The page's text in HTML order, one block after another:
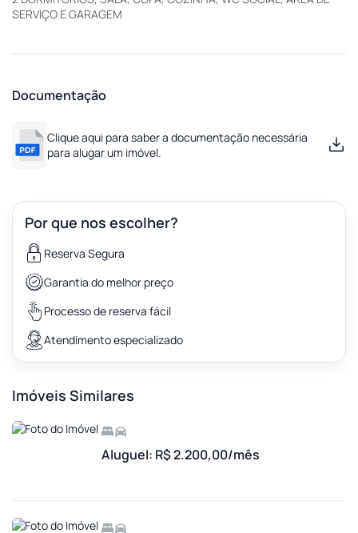
SERVIÇO E GARAGEM
Documentação
Clique aqui para saber a documentação necessária
para alugar um imóvel.
Por que nos escolher?
Reserva Segura
Garantia do melhor preço
Processo de reserva fácil
Atendimento especializado
Imóveis Similares
Aluguel: R$ 2.200,00/mês